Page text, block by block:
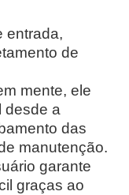
entrada,
de
mente, ele
desde a
das
manutenção.
garante
graças ao